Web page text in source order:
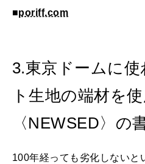
■poriff.com
3.東京ドームに
ト生地の端材を使
〈NEWSED〉の
100年経っても劣化しないと